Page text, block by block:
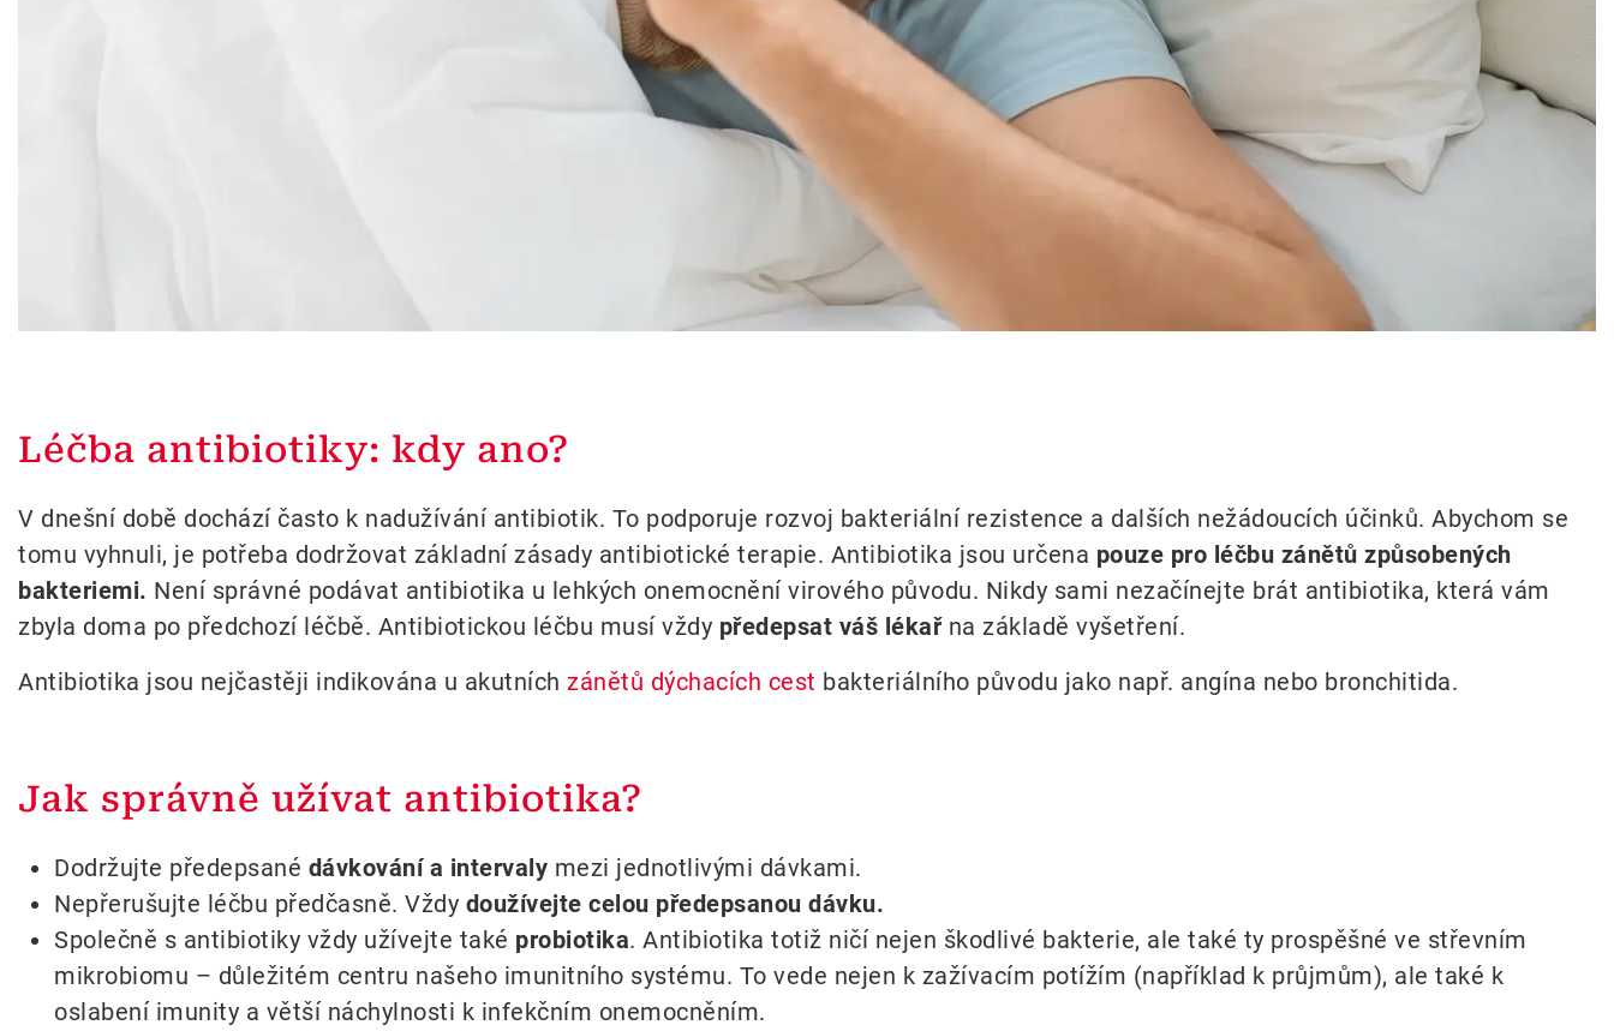
Léčba antibiotiky: kdy ano?
V dnešní době dochází často k nadužívání antibiotik. To podporuje rozvoj bakteriální rezistence a dalších nežádoucích účinků. Abychom se
tomu vyhnuli, je potřeba dodržovat základní zásady antibiotické terapie. Antibiotika jsou určena pouze pro léčbu zánětů způsobených
bakteriemi. Není správné podávat antibiotika u lehkých onemocnění virového původu. Nikdy sami nezačínejte brát antibiotika, která vám
zbyla doma po předchozí léčbě. Antibiotickou léčbu musí vždy předepsat váš lékařna základě vyšetření.
Antibiotika jsou nejčastěji indikována u akutních zánětů dýchacích cest bakteriálního původu jako např. angína nebo bronchitida.
Jak správně užívat antibiotika?
Dodržujte předepsané dávkování a intervaly mezi jednotlivými dávkami.
Nepřerušujte léčbu předčasně. Vždy doužívejte celou předepsanou dávku.
Společně s antibiotiky vždy užívejte také probiotika. Antibiotika totiž ničí nejen škodlivé bakterie, ale také ty prospěšné ve střevním
mikrobiomu – důležitém centru našeho imunitního systému. To vede nejen k zažívacím potížím (například k průjmům), ale také k
oslabení imunity a větší náchylnosti k infekčním onemocněním.